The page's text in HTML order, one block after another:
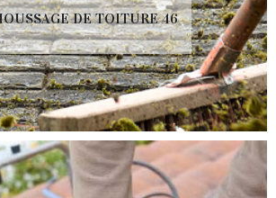
DE TOITURE 46